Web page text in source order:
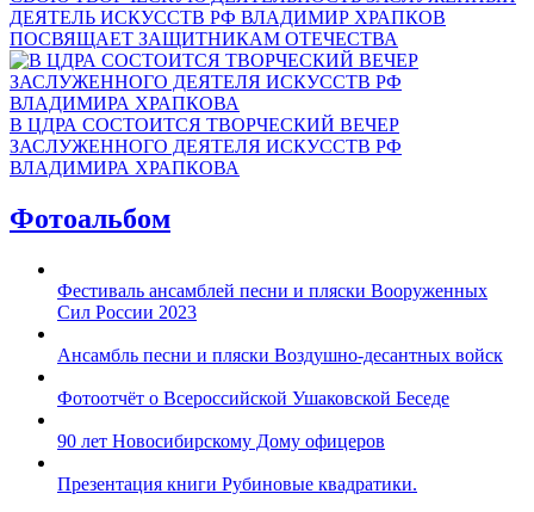
ДЕЯТЕЛЬ ИСКУССТВ РФ ВЛАДИМИР ХРАПКОВ
ПОСВЯЩАЕТ ЗАЩИТНИКАМ ОТЕЧЕСТВА
В ЦДРА СОСТОИТСЯ ТВОРЧЕСКИЙ ВЕЧЕР
ЗАСЛУЖЕННОГО ДЕЯТЕЛЯ ИСКУССТВ РФ
ВЛАДИМИРА ХРАПКОВА
Фотоальбом
Фестиваль ансамблей песни и пляски Вооруженных
Сил России 2023
Ансамбль песни и пляски Воздушно-десантных войск
Фотоотчёт о Всероссийской Ушаковской Беседе
90 лет Новосибирскому Дому офицеров
Презентация книги Рубиновые квадратики.